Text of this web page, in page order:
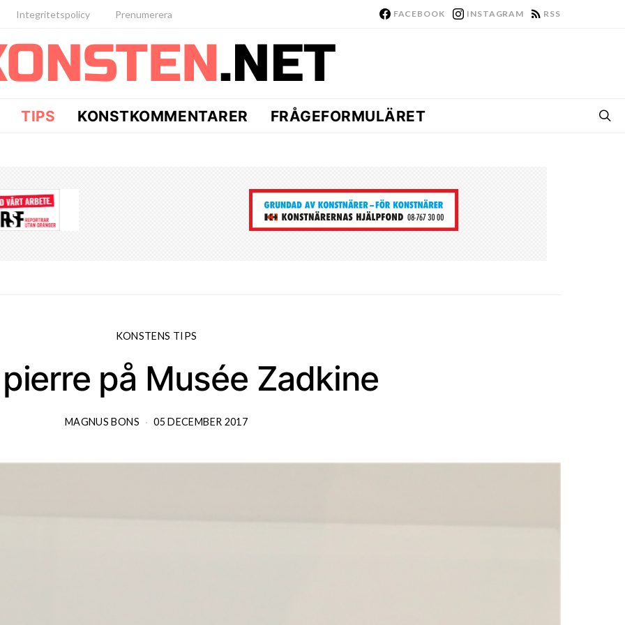
Integritetspolicy Prenumerera FACEBOOK INSTAGRAM RSS
TIPS KONSTKOMMENTARER FRÅGEFORMULÄRET
KONSTENS TIPS
på Musée Zadkine
MAGNUS BONS 05 DECEMBER 2017